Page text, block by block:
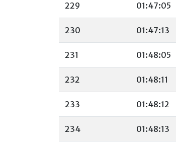
229 01:47:05
230 01:47:13
231 01:48:05
232 01:48:11
233 01:48:12
234 01:48:13